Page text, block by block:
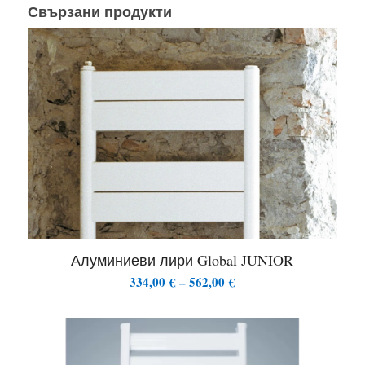
Свързани продукти
Алуминиеви лири Global JUNIOR
334,00€–562,00€Price
334,00 €
through
562,00 €